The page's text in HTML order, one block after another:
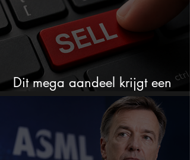
Dit mega aandeel krijgt een
zeldzaam verkoopadvies